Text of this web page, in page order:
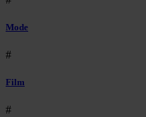
Mode
#
Film
#